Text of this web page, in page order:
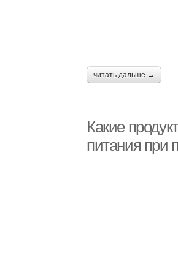
читать дальше →
Какие
питания при